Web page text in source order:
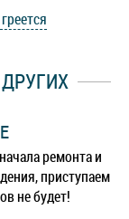
ремонта и
приступаем
не будет!